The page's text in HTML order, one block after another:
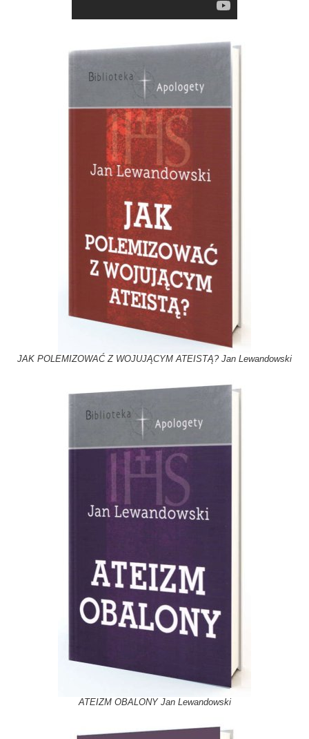
JAK POLEMIZOWAĆ Z WOJUJĄCYM ATEISTĄ? Jan Lewandowski
ATEIZM OBALONY Jan Lewandowski